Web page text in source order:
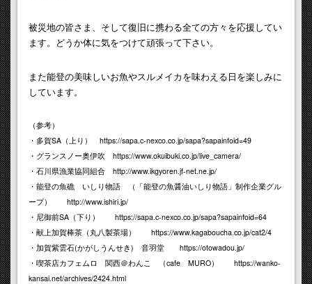
被災地の皆さま、そして復旧に携わる全ての方々を応援してい
ます。どうか体に気をつけて頑張って下さい。
また能登の美味しいお魚やスルメイカを味わえる日を楽しみに
しています。
（参考）
・多賀SA（上り） https://sapa.c-nexco.co.jp/sapa?sapainfoid=49
・グランスノー奥伊吹 https://www.okuibuki.co.jp/live_camera/
・石川県漁業協同組合 http://www.ikgyoren.jf-net.ne.jp/
・能登の魚礁 いしり物語 （「能登の魚醤油いしり物語」制作企業グル
ープ） http://www.ishiri.jp/
・尼御前SA（下り） https://sapa.c-nexco.co.jp/sapa?sapainfoid=64
・献上加賀棒茶（丸八製茶場） https://www.kagaboucha.co.jp/cat2/4
・加賀紫雲石(かがしうんせき) 音羽堂 https://otowadou.jp/
・喫茶店カフェムロ 関西＠わんこ （cafe MURO） https://wanko-
kansai.net/archives/2424.html